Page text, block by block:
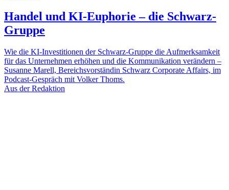
Handel und KI-Euphorie – die Schwarz-
Gruppe
Wie die KI-Investitionen der Schwarz-Gruppe die Aufmerksamkeit
für das Unternehmen erhöhen und die Kommunikation verändern –
Susanne Marell, Bereichsvorständin Schwarz Corporate Affairs, im
Podcast-Gespräch mit Volker Thoms.
Aus der Redaktion